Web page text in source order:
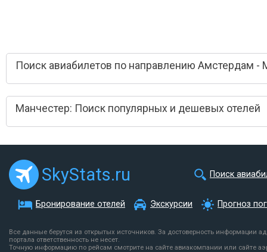
Поиск авиабилетов по направлению Амстердам -
Манчестер: Поиск популярных и дешевых отелей
SkyStats.ru Поиск
Бронирование отелей Экскурсии Прогноз
Все данные берутся из открытых источников. За достоверность информации
портала ответственность не несет.
Точную информацию по рейсам смотрите на сайте авиакомпании или сайте